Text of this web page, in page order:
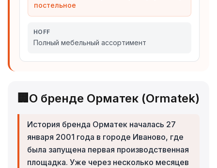
постельное
HOFF
Полный мебельный ассортимент
🏢 О бренде Орматек (Ormatek)
История бренда Орматек началась 27
января 2001 года в городе Иваново, где
была запущена первая производственная
площадка. Уже через несколько месяцев